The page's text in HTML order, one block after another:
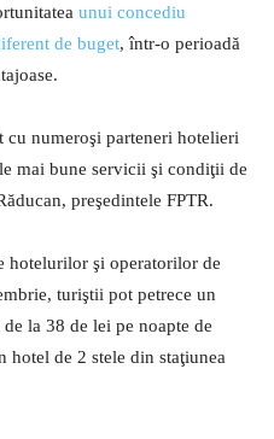
unui concediu
de buget, într-o perioadă
cu numeroşi parteneri hotelieri
mai bune servicii şi condiţii de
preşedintele FPTR.
hotelurilor şi operatorilor de
turiştii pot petrece un
la 38 de lei pe noapte de
hotel de 2 stele din staţiunea